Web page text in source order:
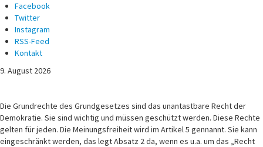
Facebook
Twitter
Instagram
RSS-Feed
Kontakt
9. August 2026
Michael Voß
Journalist und Christ
Die Grundrechte des Grundgesetzes sind das unantastbare Recht der
Demokratie. Sie sind wichtig und müssen geschützt werden. Diese Rechte
gelten für jeden. Die Meinungsfreiheit wird im Artikel 5 gennannt. Sie kann
eingeschränkt werden, das legt Absatz 2 da, wenn es u.a. um das „Recht